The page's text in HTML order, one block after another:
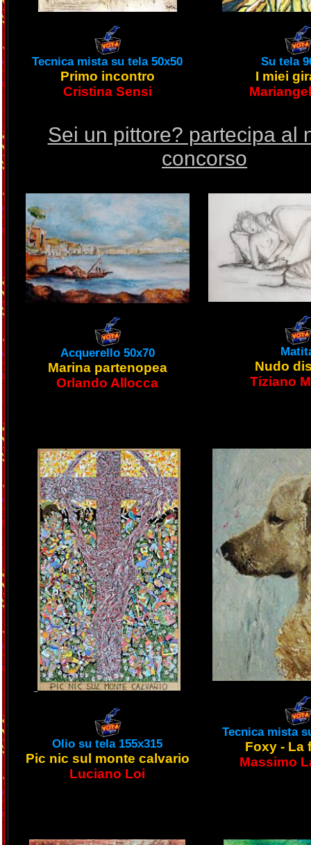
Tecnica mista su tela 50x50
Primo incontro
Cristina Sensi
Su tela
I miei
Sei un pittore? partecipa al
concorso
Acquerello 50x70
Marina partenopea
Orlando Allocca
Nudo
Tiziano
Olio su tela 155x315
Pic nic sul monte calvario
Luciano Loi
Tecnica mista
Foxy - La
Massimo